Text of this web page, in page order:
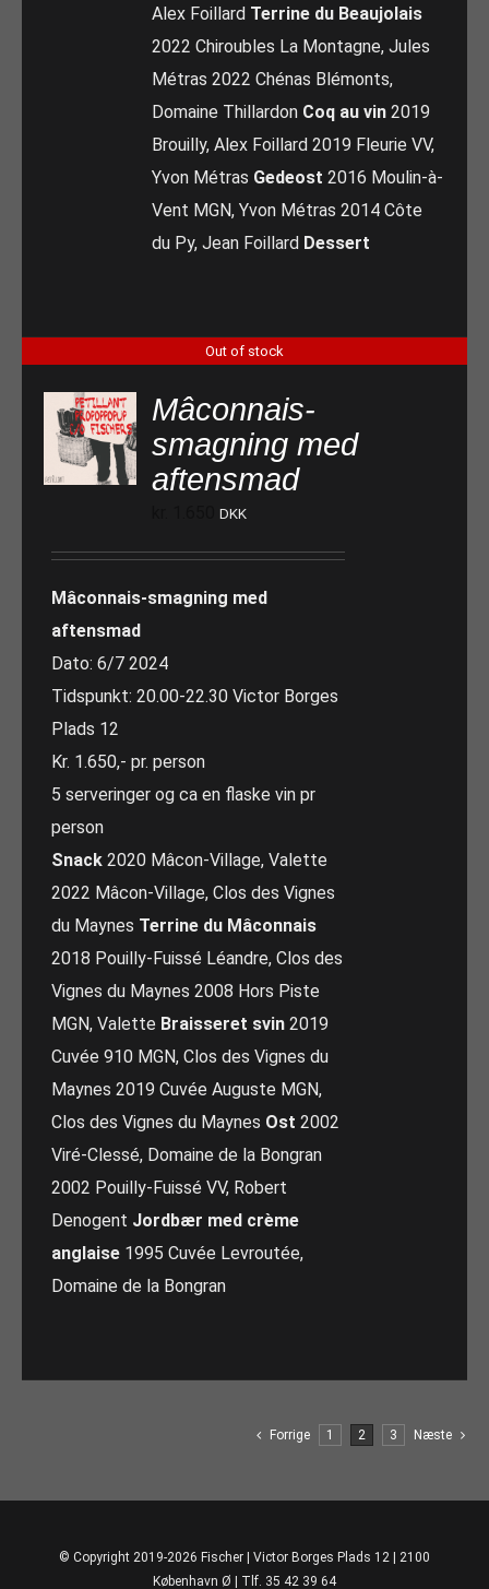
Alex Foillard Terrine du Beaujolais
2022 Chiroubles La Montagne, Jules
Métras 2022 Chénas Blémonts,
Domaine Thillardon Coq au vin 2019
Brouilly, Alex Foillard 2019 Fleurie VV,
Yvon Métras Gedeost 2016 Moulin-à-
Vent MGN, Yvon Métras 2014 Côte
du Py, Jean Foillard Dessert
Out of stock
Mâconnais-
smagning med
aftensmad
DKK
Mâconnais-smagning med
aftensmad
Dato: 6/7 2024
Tidspunkt: 20.00-22.30 Victor Borges
Plads 12
Kr. 1.650,- pr. person
5 serveringer og ca en flaske vin pr
person
Snack 2020 Mâcon-Village, Valette
2022 Mâcon-Village, Clos des Vignes
du Maynes Terrine du Mâconnais
2018 Pouilly-Fuissé Léandre, Clos des
Vignes du Maynes 2008 Hors Piste
MGN, Valette Braisseret svin 2019
Cuvée 910 MGN, Clos des Vignes du
Maynes 2019 Cuvée Auguste MGN,
Clos des Vignes du Maynes Ost 2002
Viré-Clessé, Domaine de la Bongran
2002 Pouilly-Fuissé VV, Robert
Denogent Jordbær med crème
anglaise 1995 Cuvée Levroutée,
Domaine de la Bongran
Forrige 1 2 3 Næste
© Copyright 2019-2026 Fischer | Victor Borges Plads 12 | 2100
København Ø | Tlf. 35 42 39 64